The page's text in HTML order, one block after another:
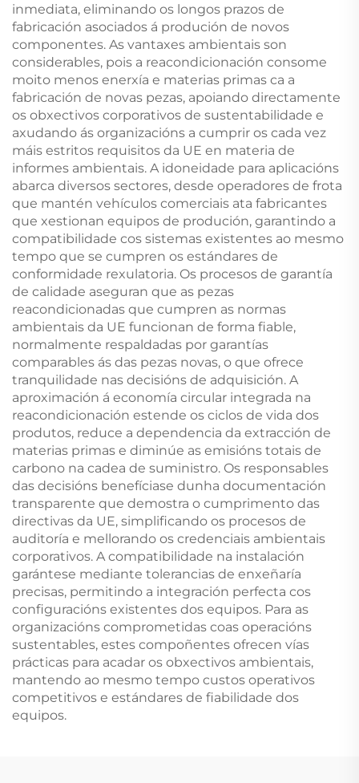
inmediata, eliminando os longos prazos de
fabricación asociados á produción de novos
componentes. As vantaxes ambientais son
considerables, pois a reacondicionación consome
moito menos enerxía e materias primas ca a
fabricación de novas pezas, apoiando directamente
os obxectivos corporativos de sustentabilidade e
axudando ás organizacións a cumprir os cada vez
máis estritos requisitos da UE en materia de
informes ambientais. A idoneidade para aplicacións
abarca diversos sectores, desde operadores de frota
que mantén vehículos comerciais ata fabricantes
que xestionan equipos de produción, garantindo a
compatibilidade cos sistemas existentes ao mesmo
tempo que se cumpren os estándares de
conformidade rexulatoria. Os procesos de garantía
de calidade aseguran que as pezas
reacondicionadas que cumpren as normas
ambientais da UE funcionan de forma fiable,
normalmente respaldadas por garantías
comparables ás das pezas novas, o que ofrece
tranquilidade nas decisións de adquisición. A
aproximación á economía circular integrada na
reacondicionación estende os ciclos de vida dos
produtos, reduce a dependencia da extracción de
materias primas e diminúe as emisións totais de
carbono na cadea de suministro. Os responsables
das decisións benefíciase dunha documentación
transparente que demostra o cumprimento das
directivas da UE, simplificando os procesos de
auditoría e mellorando os credenciais ambientais
corporativos. A compatibilidade na instalación
garántese mediante tolerancias de enxeñaría
precisas, permitindo a integración perfecta cos
configuracións existentes dos equipos. Para as
organizacións comprometidas coas operacións
sustentables, estes compoñentes ofrecen vías
prácticas para acadar os obxectivos ambientais,
mantendo ao mesmo tempo custos operativos
competitivos e estándares de fiabilidade dos
equipos.